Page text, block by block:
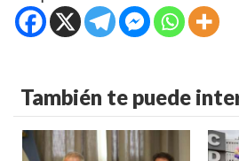
También te puede